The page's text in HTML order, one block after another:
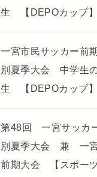
生 【DEPOカップ】
一宮市民サッカー
別夏季大会 中学生
生 【DEPOカップ】
第48回 一宮サッカ
別夏季大会 兼 一宮
前期大会 【スポー